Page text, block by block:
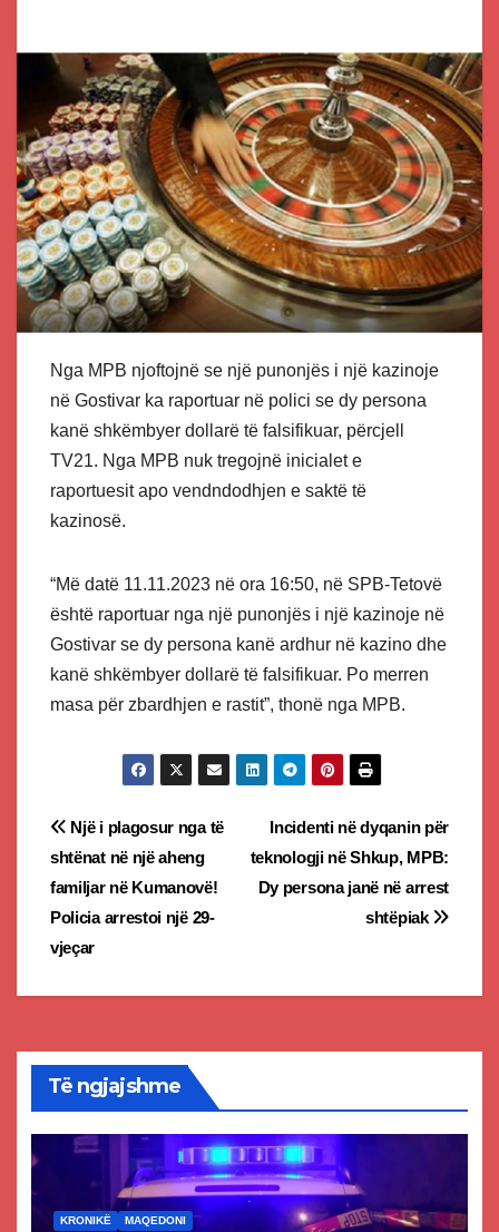
Nga MPB njoftojnë se një punonjës i një kazinoje
në Gostivar ka raportuar në polici se dy persona
kanë shkëmbyer dollarë të falsifikuar, përcjell
TV21. Nga MPB nuk tregojnë inicialet e
raportuesit apo vendndodhjen e saktë të
kazinosë.
“Më datë 11.11.2023 në ora 16:50, në SPB-Tetovë
është raportuar nga një punonjës i një kazinoje në
Gostivar se dy persona kanë ardhur në kazino dhe
kanë shkëmbyer dollarë të falsifikuar. Po merren
masa për zbardhjen e rastit”, thonë nga MPB.
Post
navigation
Incidenti në dyqanin për
teknologji në Shkup, MPB:
Dy persona janë në arrest
shtëpiak
Një i plagosur nga të
shtënat në një aheng
familjar në Kumanovë!
Policia arrestoi një 29-
vjeçar
Të ngjajshme
KRONIKË MAQEDONI